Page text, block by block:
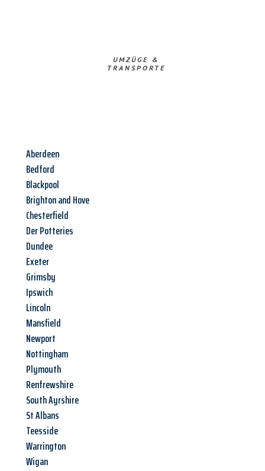
UMZÜGE &
TRANSPORTE
Aberdeen
Bedford
Blackpool
Brighton and Hove
Chesterfield
Der Potteries
Dundee
Exeter
Grimsby
Ipswich
Lincoln
Mansfield
Newport
Nottingham
Plymouth
Renfrewshire
South Ayrshire
St Albans
Teesside
Warrington
Wigan